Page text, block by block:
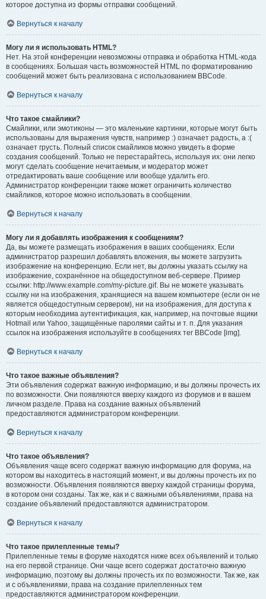
которое доступна из формы отправки сообщений.
Вернуться к началу
Могу ли я использовать HTML?
Нет. На этой конференции невозможны отправка и обработка HTML-кода
в сообщениях. Большая часть возможностей HTML по форматированию
сообщений может быть реализована с использованием BBCode.
Вернуться к началу
Что такое смайлики?
Смайлики, или эмотиконы — это маленькие картинки, которые могут быть
использованы для выражения чувств, например :) означает радость, а :(
означает грусть. Полный список смайликов можно увидеть в форме
создания сообщений. Только не перестарайтесь, используя их: они легко
могут сделать сообщение нечитаемым, и модератор может
отредактировать ваше сообщение или вообще удалить его.
Администратор конференции также может ограничить количество
смайликов, которое можно использовать в сообщении.
Вернуться к началу
Могу ли я добавлять изображения к сообщениям?
Да, вы можете размещать изображения в ваших сообщениях. Если
администратор разрешил добавлять вложения, вы можете загрузить
изображение на конференцию. Если нет, вы должны указать ссылку на
изображение, сохранённое на общедоступном веб-сервере. Пример
ссылки: http://www.example.com/my-picture.gif. Вы не можете указывать
ссылку ни на изображения, хранящиеся на вашем компьютере (если он не
является общедоступным сервером), ни на изображения, для доступа к
которым необходима аутентификация, как, например, на почтовые ящики
Hotmail или Yahoo, защищённые паролями сайты и т. п. Для указания
ссылок на изображения используйте в сообщениях тег BBCode [img].
Вернуться к началу
Что такое важные объявления?
Эти объявления содержат важную информацию, и вы должны прочесть их
по возможности. Они появляются вверху каждого из форумов и в вашем
личном разделе. Права на создание важных объявлений
предоставляются администратором конференции.
Вернуться к началу
Что такое объявления?
Объявления чаще всего содержат важную информацию для форума, на
котором вы находитесь в настоящий момент, и вы должны прочесть их по
возможности. Объявления появляются вверху каждой страницы форума,
в котором они созданы. Так же, как и с важными объявлениями, права на
создание объявлений предоставляются администратором.
Вернуться к началу
Что такое прилепленные темы?
Прилепленные темы в форуме находятся ниже всех объявлений и только
на его первой странице. Они чаще всего содержат достаточно важную
информацию, поэтому вы должны прочесть их по возможности. Так же, как
и с объявлениями, права на создание прилепленных тем
предоставляются администратором конференции.